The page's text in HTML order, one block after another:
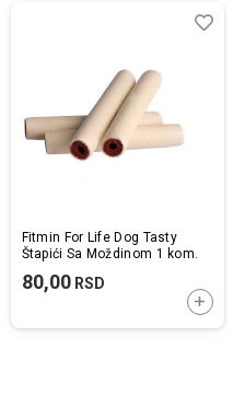
U KORPU
Fitmin For Life Dog Tasty
Štapići Sa Moždinom 1 kom.
80,00RSD